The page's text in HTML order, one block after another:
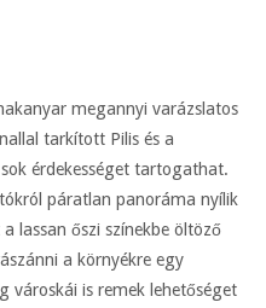
megannyi varázslatos
tarkított Pilis és a
érdekességet tartogathat.
páratlan panoráma nyílik
lassan őszi színekbe öltöző
a környékre egy
városkái is remek lehetőséget